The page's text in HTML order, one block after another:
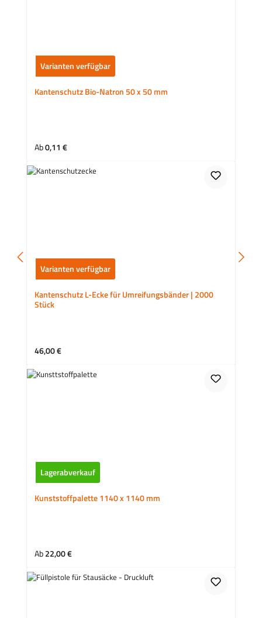
Varianten verfügbar
Kantenschutz Bio-Natron 50 x 50 mm
Regulärer Preis:
Ab0,11 €
Varianten verfügbar
Kantenschutz L-Ecke für Umreifungsbänder | 2000
Stück
Regulärer Preis:
46,00 €
Lagerabverkauf
Kunststoffpalette 1140 x 1140 mm
Regulärer Preis:
Ab22,00 €